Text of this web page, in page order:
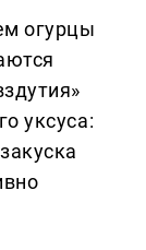
огурцы
уксуса: